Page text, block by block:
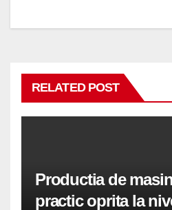
articole
RELATED POST
Productia de
practic oprita la